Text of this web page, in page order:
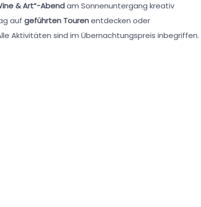
& Art“-Abendam Sonnenuntergang kreativ
auf geführten Tourenentdecken oder
Aktivitäten sind im Übernachtungspreis inbegriffen.